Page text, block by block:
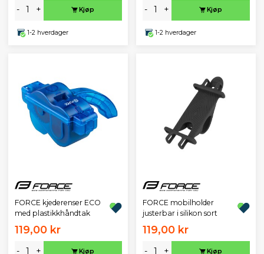
- + Kjøp
1-2 hverdager
- + Kjøp
1-2 hverdager
FORCE kjederenser ECO
med plastikkhåndtak
119,00 kr
- + Kjøp
FORCE mobilholder
justerbar i silikon sort
119,00 kr
- + Kjøp